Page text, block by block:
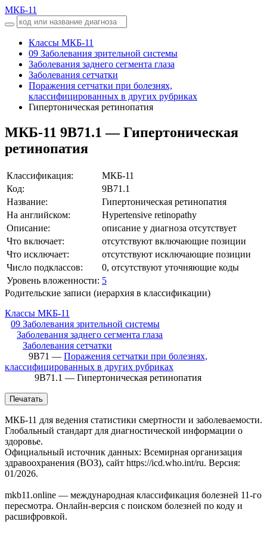
МКБ-11
Классы МКБ-11
09 Заболевания зрительной системы
Заболевания заднего сегмента глаза
Заболевания сетчатки
Поражения сетчатки при болезнях,
классифицированных в других рубриках
Гипертоническая ретинопатия
МКБ-11 9B71.1 — Гипертоническая
ретинопатия
Классификация:
МКБ-11
Код:
9B71.1
Название:
Гипертоническая ретинопатия
На английском:
Hypertensive retinopathy
Описание:
описание у диагноза отсутствует
Что включает:
отсутствуют включающие позиции
Что исключает:
отсутствуют исключающие позиции
Число подклассов:
0, отсутствуют уточняющие коды
Уровень вложенности: 5
Родительские записи (иерархия в классификации)
Классы МКБ-11
09 Заболевания зрительной системы
Заболевания заднего сегмента глаза
Заболевания сетчатки
9B71 — Поражения сетчатки при болезнях,
классифицированных в других рубриках
9B71.1 — Гипертоническая ретинопатия
Печатать
МКБ-11 для ведения статистики смертности и заболеваемости.
Глобальный стандарт для диагностической информации о
здоровье.
Официальный источник данных: Всемирная организация
здравоохранения (ВОЗ), сайт https://icd.who.int/ru. Версия:
01/2026.
mkb11.online — международная классификация болезней 11-го
пересмотра. Онлайн-версия с поиском болезней по коду и
расшифровкой.